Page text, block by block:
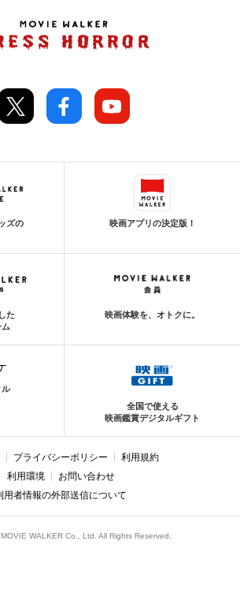
ズの
映画アプリの決定版！
た
映画体験を、オトクに。
ル
全国で使える
映画鑑賞デジタルギフト
プライバシーポリシー
利用規約
利用環境
お問い合わせ
用者情報の外部送信について
WALKER Co., Ltd. All Rights Reserved.